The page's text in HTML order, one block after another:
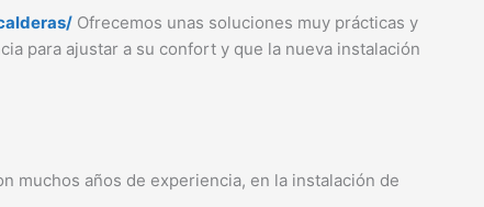
Ofrecemos unas soluciones muy prácticas y
para ajustar a su confort y que la nueva instalación
muchos años de experiencia, en la instalación de